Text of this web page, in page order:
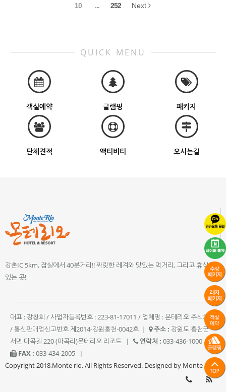
10 ... 252 Next
QUICK MENU
객실예약 글램핑 패키지
단체견적 액티비티 오시는길
강촌IC 5km, 잠실에서 40분거리!! 짜릿한 레져와 맛있는 먹거리, 그리고 휴식이
있는 곳!
대표 : 강창희 / 사업자등록번호 : 223-81-17011 / 업체명 : 몬테리오 주식회사
/ 통신판매업신고번호 제2014-강원홍천-0042호 | 주소 : 강원도 홍천군
서면 마곡길 220 (마곡리)몬테리오 리조트
| 연락처 : 033-436-1000
|
FAX : 033-434-2005
|
Copyright 2018,Monte rio. All Rights Reserved. Designed by Monte rio.